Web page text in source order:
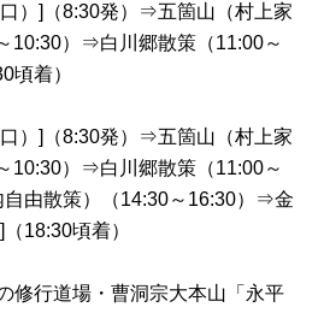
口）]（8:30発）⇒五箇山（村上家
10:30）⇒白川郷散策（11:00～
頃着）
口）]（8:30発）⇒五箇山（村上家
10:30）⇒白川郷散策（11:00～
由散策）（14:30～16:30）⇒金
18:30頃着）
修行道場・曹洞宗大本山「永平